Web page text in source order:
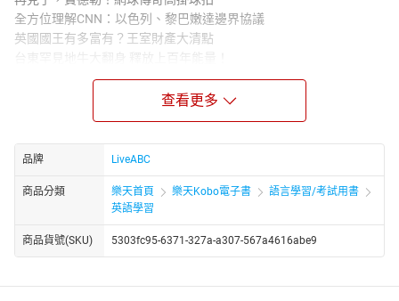
全方位理解CNN：以色列、黎巴嫩達邊界協議
英國國王有多富有？王室財產大清點
台東罕見地牛大翻身 釋放上百年能量！
談天說地話英文
狗急跳牆？！俄軍求助傭兵強攻烏東
CNN主編教你唸：重要金融機構及指數
撼動美國選情的「10月驚奇」
萬物齊漲 大通膨時代來臨？！
颶風重創美東濱海度假勝地 重建路遙遙
馳騁南美大草原 體驗阿根廷牛仔文化
★電子書無提供點讀功能及互動學習軟體下載。
查看更多
品牌 LiveABC
商品分類 樂天首頁 樂天Kobo電子書
語言學習/考試用書
英語學習
商品貨號(SKU) 5303fc95-6371-327a-a307-567a4616abe9